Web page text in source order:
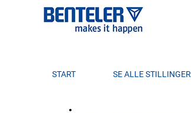
START SE ALLE STILLINGER